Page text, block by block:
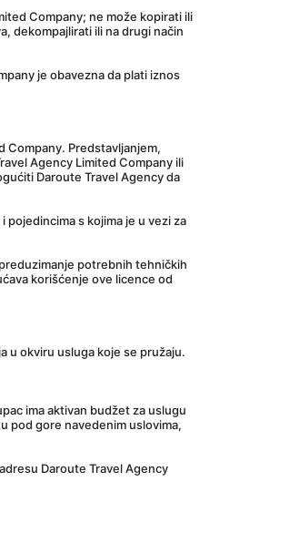
Company; ne može kopirati ili
dekompajlirati ili na drugi način
je obavezna da plati iznos
Company. Predstavljanjem,
Agency Limited Company ili
Daroute Travel Agency da
pojedincima s kojima je u vezi za
potrebnih tehničkih
korišćenje ove licence od
u okviru usluga koje se pružaju.
ima aktivan budžet za uslugu
pod gore navedenim uslovima,
Daroute Travel Agency